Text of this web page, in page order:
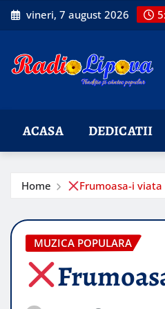
Skip
to
vineri, 7 august 2026
ACASA DEDICATII
Home Frumoasa-i viata
MUZICA POPULARA